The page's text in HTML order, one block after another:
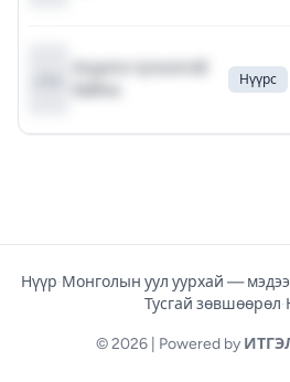
Нүүрс
Нүүр·Монголын уул уурхай —
Тусгай зөвшөөрөл·
© 2026 | Powered by